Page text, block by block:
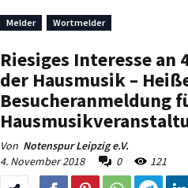
Melder Wortmelder
Riesiges Interesse an
der Hausmusik –
Besucheranmeldung
Von Notenspur Leipzig e.V.
4. November 2018
0 121